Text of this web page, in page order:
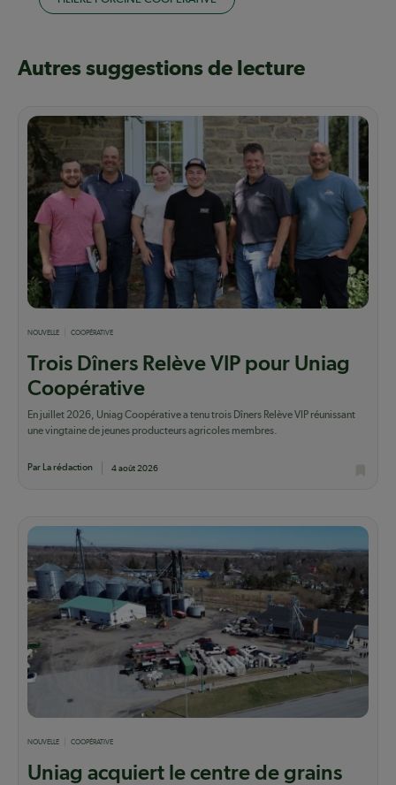
Autres suggestions de lecture
NOUVELLE COOPÉRATIVE
Trois Dîners Relève VIP pour Uniag
Coopérative
En juillet 2026, Uniag Coopérative a tenu trois Dîners Relève VIP réunissant
une vingtaine de jeunes producteurs agricoles membres.
Par La rédaction 4 août 2026
NOUVELLE COOPÉRATIVE
Uniag acquiert le centre de grains